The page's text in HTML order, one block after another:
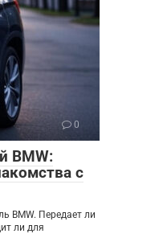
0
BMW:
с
BMW. Передает ли
ли для